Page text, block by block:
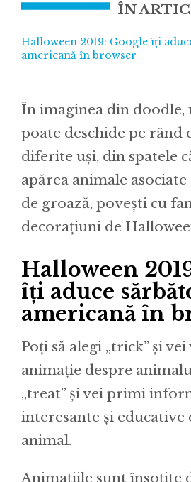
ÎN
Halloween 2019: Google îți
americană în browser
În imaginea din
poate deschide pe rând
diferite uşi, din spatele
apărea animale asociate
de groază, poveşti cu
decoraţiuni de
Halloween
îți aduce
americană în
Poţi să alegi „trick” şi vei
animaţie despre
„treat” şi vei primi
interesante şi educative
animal.
Animaţiile sunt însoţite